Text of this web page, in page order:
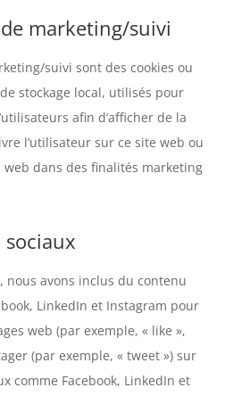
marketing/suivi
suivi sont des cookies ou
stockage local, utilisés pour
afin d’afficher de la
l’utilisateur sur ce site web ou
dans des finalités marketing
sociaux
nous avons inclus du contenu
LinkedIn et Instagram pour
web (par exemple, « like »,
(par exemple, « tweet ») sur
comme Facebook, LinkedIn et